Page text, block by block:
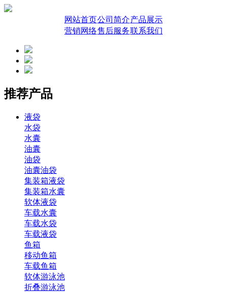
网站首页公司简介产品展示
营销网络售后服务联系我们
推荐产品
液袋
水袋
水囊
油囊
油袋
油囊油袋
集装箱液袋
集装箱水囊
软体液袋
车载水囊
车载水袋
车载液袋
鱼箱
移动鱼箱
车载鱼箱
软体游泳池
折叠游泳池